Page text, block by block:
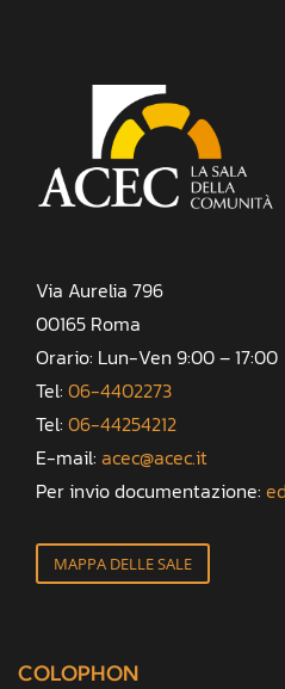
Via Aurelia 796
00165 Roma
Orario: Lun-Ven 9:00 – 17:00
Tel: 06-4402273
Tel: 06-44254212
E-mail: acec@acec.it
Per invio documentazione:
MAPPA DELLE SALE
COLOPHON